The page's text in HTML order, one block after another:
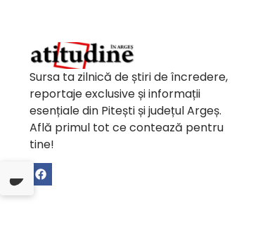
Sursa ta zilnică de știri de încredere,
reportaje exclusive și informații
esențiale din Pitești și județul Argeș.
Află primul tot ce contează pentru
tine!